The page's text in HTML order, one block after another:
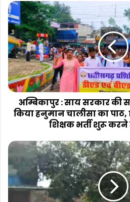
अम्बिकापुर
:
साय
सरकार
की
सद्बुद्धि
के
लिए
युवाओं
किया
का
पाठ,
15
सितंबर
तक
अम्बिकापुर : साय सरकार की
किया हनुमान चालीसा का पाठ,
शिक्षक भर्ती शुरू करने
फरसाबहार
:
नागलोक
में
सोना